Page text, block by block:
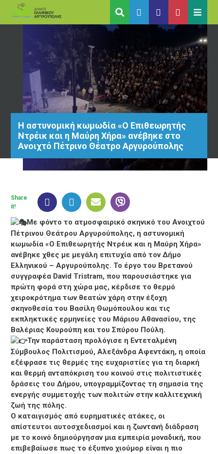
Η αστυνομική κωμωδία «Ο Επιθεωρητής
Ντρέικ και η Μαύρη Χήρα» ανέβηκε στο
Ανοιχτό Πέτρινο Θέατρο Αργυρούπολης
Με φόντο το ατμοσφαιρικό σκηνικό του Ανοιχτού
Πέτρινου Θεάτρου Αργυρούπολης, η αστυνομική
κωμωδία «Ο Επιθεωρητής Ντρέικ και η Μαύρη Χήρα»
ανέβηκε χθες με μεγάλη επιτυχία από τον Δήμο
Ελληνικού – Αργυρούπολης. Το έργο του Βρετανού
συγγραφέα David Tristram, που παρουσιάστηκε για
πρώτη φορά στη χώρα μας, κέρδισε το θερμό
χειροκρότημα των θεατών χάρη στην έξοχη
σκηνοθεσία του Βασίλη Θωμόπουλου και τις
εκπληκτικές ερμηνείες του Μάριου Αθανασίου, της
Βαλέριας Κουρούπη και του Σπύρου Πούλη.
Την παράσταση προλόγισε η Εντεταλμένη
Σύμβουλος Πολιτισμού, Αλεξάνδρα Αφεντάκη, η οποία
εξέφρασε τις θερμές της ευχαριστίες για τη διαρκή
και θερμή ανταπόκριση του κοινού στις πολιτιστικές
δράσεις του Δήμου, υπογραμμίζοντας τη σημασία της
ενεργής συμμετοχής των πολιτών στην καλλιτεχνική
ζωή της πόλης.
Ο καταιγισμός από ευρηματικές ατάκες, οι
απίστευτοι αυτοσχεδιασμοί και η ζωντανή διάδραση
με το κοινό δημιούργησαν μια εμπειρία μοναδική, που
επιβεβαίωσε πως το έξυπνο χιούμορ είναι η πιο
Share
it!